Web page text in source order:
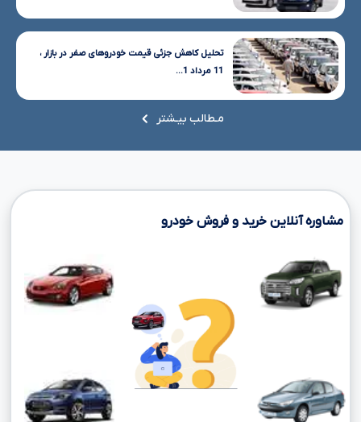
تحلیل کاهش جزئی قیمت خودروهای صفر در بازار ،
11 مرداد 1...
مـطالب بیـشتر
مشاوره آنلاین خرید و فروش خودرو